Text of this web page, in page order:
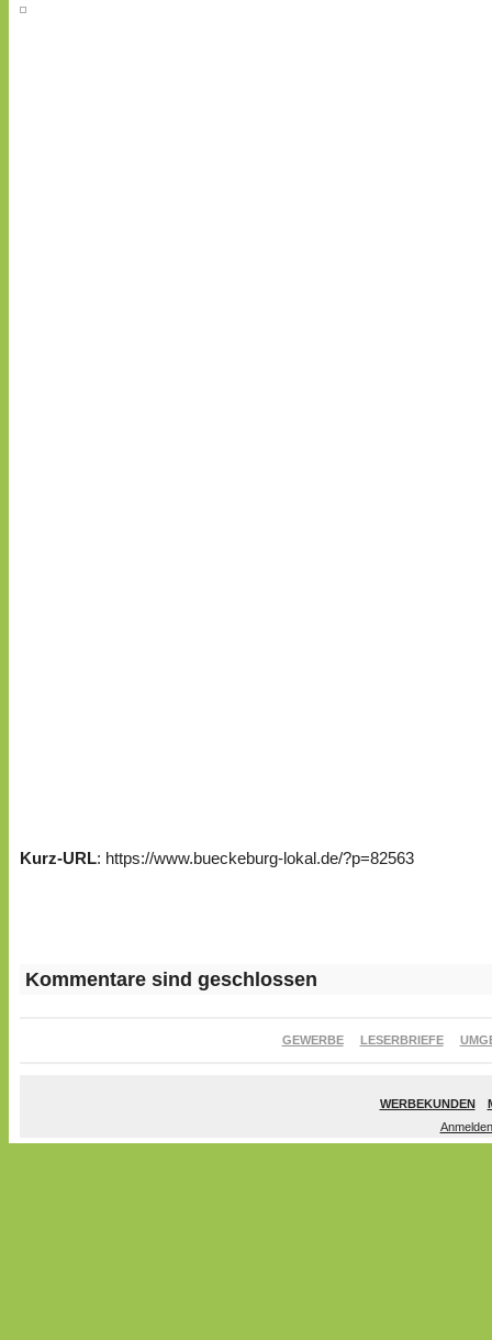
Kurz-URL: https://www.bueckeburg-lokal.de/?p=82563
Kommentare sind geschlossen
GEWERBE LESERBRIEFE
WERBEKUNDEN
Anmelden